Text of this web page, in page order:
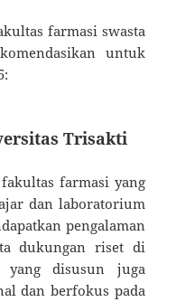
farmasi swasta
untuk
Trisakti
farmasi yang
dan laboratorium
pengalaman
dukungan riset di
yang disusun juga
dan berfokus pada